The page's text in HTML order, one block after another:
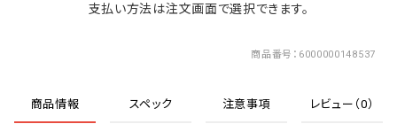
支払い方法は注文画面で選択できます。
商品番号 6000000148537
商品情報 スペック 注意事項 レビュー（0）